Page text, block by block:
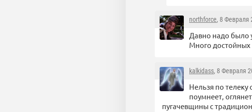
northforce, 8 Февраля
Давно надо было
Много
kalkidass, 8 Февраля
Нельзя по
поумнеет,
пугачевщины с